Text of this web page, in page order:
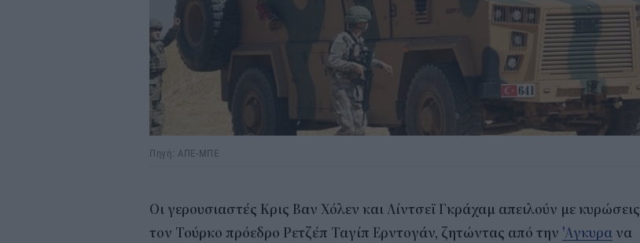
Πηγή: ΑΠΕ-ΜΠΕ
Οι γερουσιαστές Κρις Βαν Χόλεν και Λίντσεϊ Γκράχαμ απειλούν με κυρώσεις
τον Τούρκο πρόεδρο Ρετζέπ Ταγίπ Ερντογάν, ζητώντας από την 'Αγκυρα να